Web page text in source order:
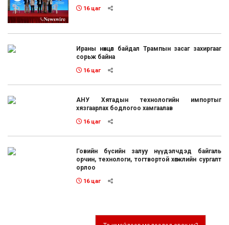
16 цаг
Ираны нөхцөл байдал Трампын засаг захиргааг
сорьж байна
16 цаг
АНУ Хятадын технологийн импортыг
хязгаарлах бодлогоо хамгаалав
16 цаг
Говийн бүсийн залуу нүүдэлчдэд байгаль
орчин, технологи, тогтвортой хөгжлийн сургалт
орлоо
16 цаг